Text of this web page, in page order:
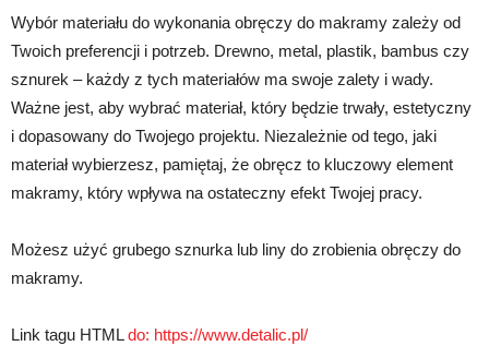
Wybór materiału do wykonania obręczy do makramy zależy od
Twoich preferencji i potrzeb. Drewno, metal, plastik, bambus czy
sznurek – każdy z tych materiałów ma swoje zalety i wady.
Ważne jest, aby wybrać materiał, który będzie trwały, estetyczny
i dopasowany do Twojego projektu. Niezależnie od tego, jaki
materiał wybierzesz, pamiętaj, że obręcz to kluczowy element
makramy, który wpływa na ostateczny efekt Twojej pracy.
Możesz użyć grubego sznurka lub liny do zrobienia obręczy do
makramy.
Link tagu HTMLdo: https://www.detalic.pl/